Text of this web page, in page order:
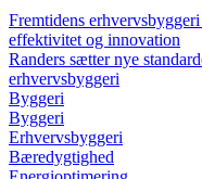
Fremtidens
effektivitet og innovation
Randers sætter nye
erhvervsbyggeri
Byggeri
Byggeri
Erhvervsbyggeri
Bæredygtighed